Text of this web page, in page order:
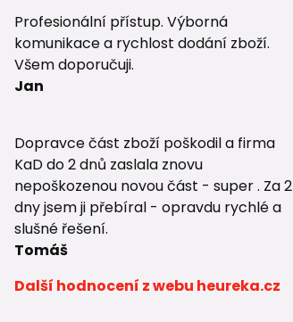
Profesionální přístup. Výborná
komunikace a rychlost dodání zboží.
Všem doporučuji.
Jan
Dopravce část zboží poškodil a firma
KaD do 2 dnů zaslala znovu
nepoškozenou novou část - super . Za 2
dny jsem ji přebíral - opravdu rychlé a
slušné řešení.
Tomáš
Další hodnocení z webu heureka.cz